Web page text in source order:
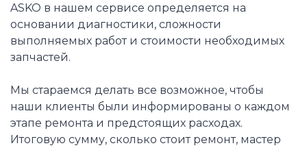
ASKO в нашем сервисе определяется на
основании диагностики, сложности
выполняемых работ и стоимости необходимых
запчастей.
Мы стараемся делать все возможное, чтобы
наши клиенты были информированы о каждом
этапе ремонта и предстоящих расходах.
Итоговую сумму, сколько стоит ремонт, мастер